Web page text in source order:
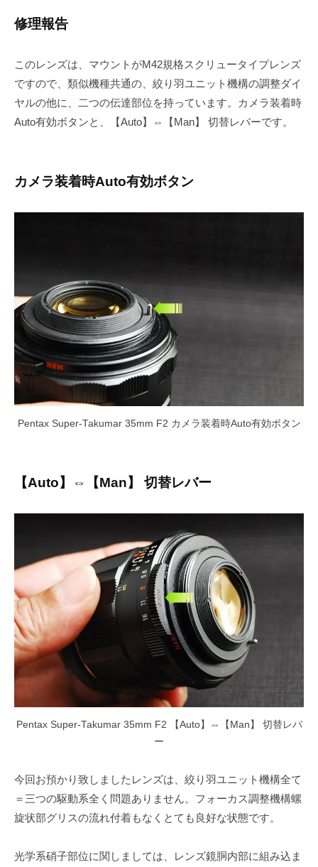
修理報告
このレンズは、マウントがM42規格スクリュータイプレンズ
ですので、類似機種共通の、絞り羽ユニット機構の調整ダイ
ヤルの他に、二つの伝達部位を持っています。カメラ装着時
Auto有効ボタンと、【Auto】⇔【Man】 切替レバーです。
カメラ装着時Auto有効ボタン
Pentax Super-Takumar 35mm F2 カメラ装着時Auto有効ボタン
【Auto】⇔【Man】 切替レバー
Pentax Super-Takumar 35mm F2 【Auto】⇔【Man】 切替レバ
ー
今回お預かり致しましたレンズは、絞り羽ユニット機構全て
＝三つの駆動系全く問題ありません。フォーカス調整機構螺
旋状部グリスの流れ付着もなくとても良好な状態です。
光学系硝子部位に関しましては、レンズ鏡胴内部に組み込ま